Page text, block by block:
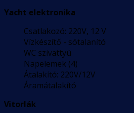
Yacht elektronika
Csatlakozó: 220V, 12 V
Vízkészítő - sótalanító
WC szivattyú
Napelemek (4)
Átalakító: 220V/12V
Áramátalakító
Vitorlák